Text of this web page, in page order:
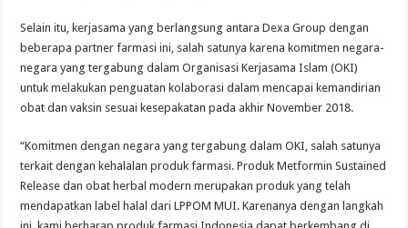
Selain itu, kerjasama yang berlangsung antara Dexa Group dengan
beberapa partner farmasi ini, salah satunya karena komitmen negara-
negara yang tergabung dalam Organisasi Kerjasama Islam (OKI)
untuk melakukan penguatan kolaborasi dalam mencapai kemandirian
obat dan vaksin sesuai kesepakatan pada akhir November 2018.
“Komitmen dengan negara yang tergabung dalam OKI, salah satunya
terkait dengan kehalalan produk farmasi. Produk Metformin Sustained
Release dan obat herbal modern merupakan produk yang telah
mendapatkan label halal dari LPPOM MUI. Karenanya dengan langkah